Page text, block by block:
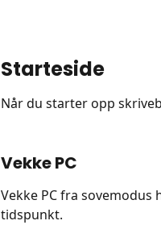
Starteside
Når du starter opp
Vekke PC
Vekke PC fra
tidspunkt.